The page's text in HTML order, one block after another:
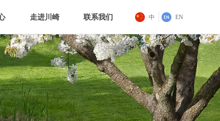
走进川崎
走进川崎
联系我们
联系我们
中 EN